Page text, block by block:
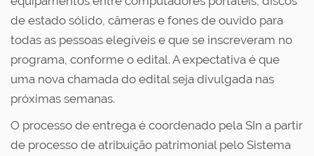
de estado sólido, câmeras e fones de ouvido para
todas as pessoas elegíveis e que se inscreveram no
programa, conforme o edital. A expectativa é que
uma nova chamada do edital seja divulgada nas
próximas semanas.
O processo de entrega é coordenado pela SIn a partir
de processo de atribuição patrimonial pelo Sistema